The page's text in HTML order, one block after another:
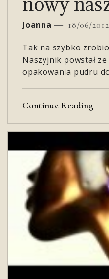
Joanna 18/06/2012
Tak na szybko
Naszyjnik powstał
opakowania pudru
Continue Reading